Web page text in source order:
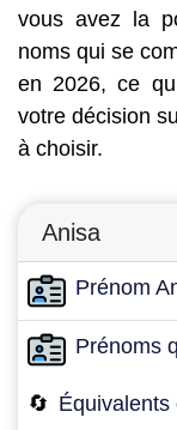
vous avez la
noms qui se
en 2026, ce
votre décision
à choisir.
Anisa
Prénom
Prénoms
🔄 Équivalents